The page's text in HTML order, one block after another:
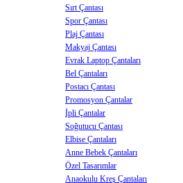
Sırt Çantası
Spor Çantası
Plaj Çantası
Makyaj Çantası
Evrak Laptop Çantaları
Bel Çantaları
Postacı Çantası
Promosyon Çantalar
İpli Çantalar
Soğutucu Çantası
Elbise Çantaları
Anne Bebek Çantaları
Özel Tasarımlar
Anaokulu Kreş Çantaları